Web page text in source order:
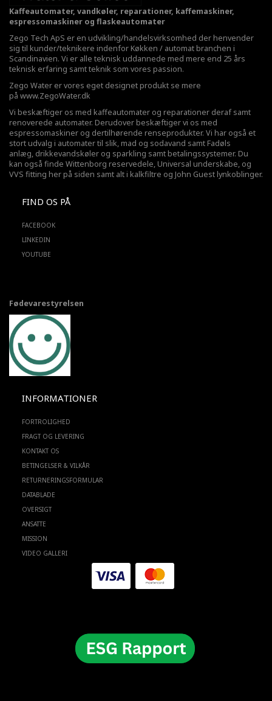
Kaffeautomater, vandkøler, reparationer, kaffemaskiner,
espressomaskiner og flaskeautomater
Zego Tech ApS er en udvikling/handelsvirksomhed der henvender
sig til kunder/teknikere indenfor Køkken / automat branchen i
Scandinavien. Vi er alle teknisk uddannede med mere end 25 års
teknisk erfaring samt teknik som vores passion.
Zego Water er vores eget designet produkt se mere
på www.ZegoWater.dk
Vi beskæftiger os med kaffeautomater og reparationer deraf samt
renoverede automater. Derudover beskæftiger vi os med
espressomaskiner og dertilhørende renseprodukter. Vi har også et
stort udvalg i automater til slik, mad og sodavand samt Fadøls
anlæg, drikkevandskøler og sparkling samt betalingssystemer. Du
kan også finde Wittenborg reservedele, Universal underskabe, og
VVS fitting her på siden samt alt i kalkfiltre og John Guest lynkoblinger.
FIND OS PÅ
FACEBOOK
LINKEDIN
YOUTUBE
Fødevarestyrelsen
INFORMATIONER
FORTROLIGHED
FRAGT OG LEVERING
KONTAKT OS
BETINGELSER & VILKÅR
RETURNERINGSFORMULAR
DATABLADE
OVERSIGT
ANSATTE
MISSION
VIDEO GALLERI